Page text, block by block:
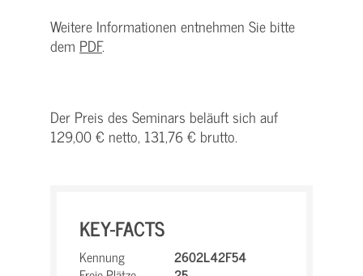
Weitere Informationen entnehmen Sie bitte
dem PDF.
Der Preis des Seminars beläuft sich auf
129,00 € netto, 131,76 € brutto.
KEY-FACTS
Kennung
2602L42F54